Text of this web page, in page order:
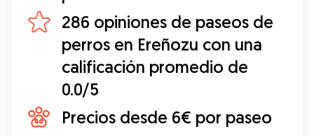
286 opiniones de paseos de
perros en Ereñozu con una
calificación promedio de
0.0/5
Precios desde 6€ por paseo